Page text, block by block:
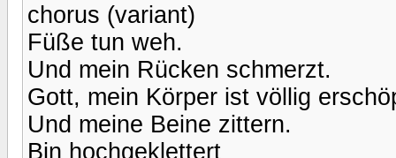
chorus (variant)
Füße tun weh.
Und mein Rücken schmerzt.
Gott, mein Körper ist völlig
Und meine Beine zittern.
Bin hochgeklettert